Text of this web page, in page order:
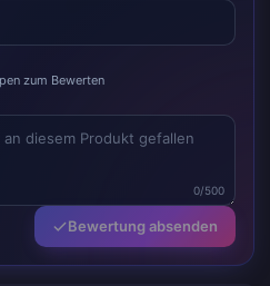
zum Bewerten
0/500
Bewertung absenden